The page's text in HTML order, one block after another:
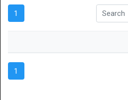
1
1